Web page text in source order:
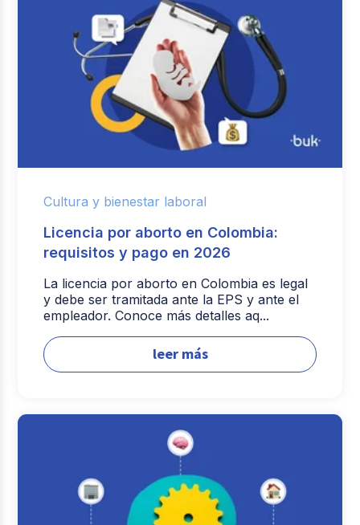
Cultura y bienestar laboral
Licencia por aborto en Colombia:
requisitos y pago en 2026
La licencia por aborto en Colombia es legal
y debe ser tramitada ante la EPS y ante el
empleador. Conoce más detalles aq...
leer más